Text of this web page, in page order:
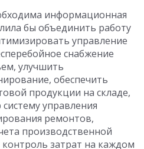
информационная
бы объединить работу
управление
снабжение
улучшить
обеспечить
продукции на складе,
управления
ремонтов,
производственной
контроль затрат на каждом